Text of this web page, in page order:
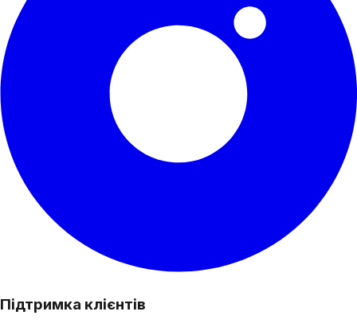
Підтримка клієнтів